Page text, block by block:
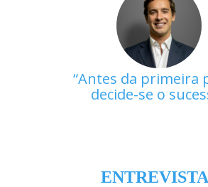
Antes da primeira
decide-se o